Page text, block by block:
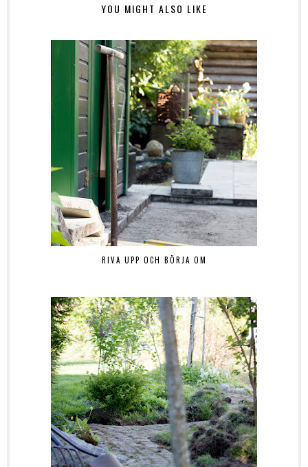
YOU MIGHT ALSO LIKE
RIVA UPP OCH BÖRJA OM